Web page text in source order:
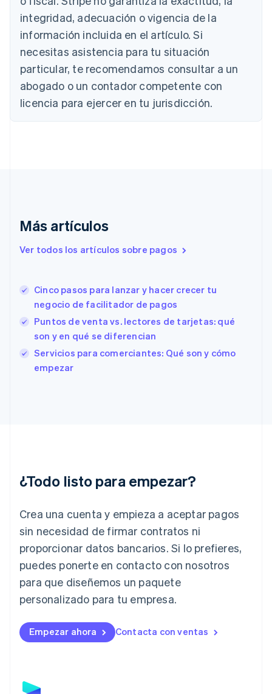
integridad, adecuación o vigencia de la
información incluida en el artículo. Si
necesitas asistencia para tu situación
particular, te recomendamos consultar a un
abogado o un contador competente con
licencia para ejercer en tu jurisdicción.
Más artículos
Ver todos los artículos sobre pagos
Cinco pasos para lanzar y hacer crecer tu
negocio de facilitador de pagos
Puntos de venta vs. lectores de tarjetas: qué
son y en qué se diferencian
Servicios para comerciantes: Qué son y cómo
empezar
¿Todo listo para empezar?
Crea una cuenta y empieza a aceptar pagos
sin necesidad de firmar contratos ni
proporcionar datos bancarios. Si lo prefieres,
puedes ponerte en contacto con nosotros
para que diseñemos un paquete
personalizado para tu empresa.
Empezar ahora Contacta con ventas
Nederlands FrançaisDeutsch English
Brasil
Português English
Bulgaria
English
Canadá
China continental
简体中文English
English
EnglishItaliano
Estados Unidos
EnglishEspañol简体中文
English
Finlandia
EnglishSvenska
Francia
Français
Irlanda
Italia
English
Japón
日本語English
Letonia
Liechtenstein
DeutschEnglish
English
Luxemburgo
Malta